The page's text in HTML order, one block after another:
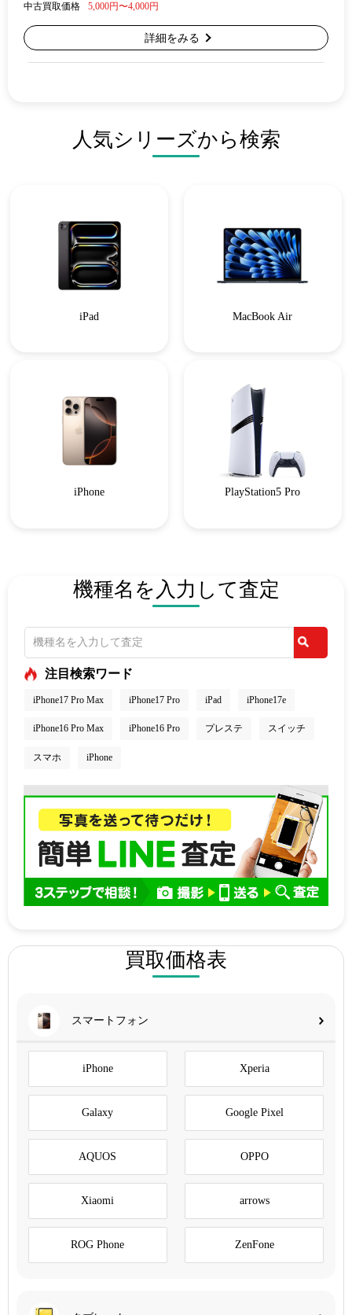
中古買取価格 5,000円〜4,000円
詳細をみる
人気シリーズから検索
iPad MacBook Air
iPhone PlayStation5 Pro
機種名を入力して査定
注目検索ワード
iPhone17 Pro Max iPhone17 Pro iPad iPhone17e
iPhone16 Pro Max iPhone16 Pro プレステ スイッチ
スマホ iPhone
買取価格表
スマートフォン
iPhone Xperia
Galaxy Google Pixel
AQUOS OPPO
Xiaomi arrows
ROG Phone ZenFone